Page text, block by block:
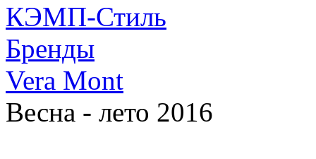
КЭМП-Стиль
Бренды
Vera Mont
Весна - лето 2016